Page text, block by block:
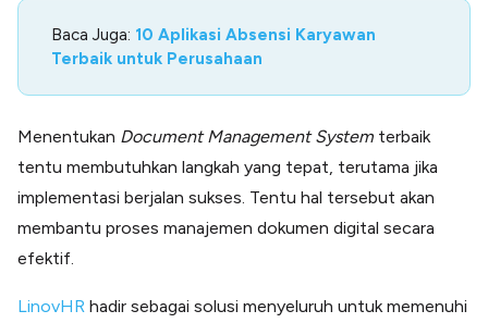
Baca Juga: 10 Aplikasi Absensi Karyawan
Terbaik untuk Perusahaan
Menentukan Document Management System terbaik
tentu membutuhkan langkah yang tepat, terutama jika
implementasi berjalan sukses. Tentu hal tersebut akan
membantu proses manajemen dokumen digital secara
efektif.
LinovHR hadir sebagai solusi menyeluruh untuk memenuhi